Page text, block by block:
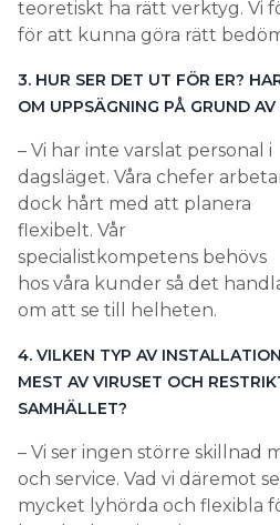
dock hårt med att planera
flexibelt. Vår
specialistkompetens behövs
hos våra kunder så det
4. VILKEN TYP AV
MEST AV VIRUSET OCH
SAMHÄLLET?
– Vi ser ingen större skillnad
och service. Vad vi däremot
mycket lyhörda och flexibla
kunder lösa situationer som
utrymmen som kräver både
av uppdragsgivare än
5 ÖVRIGA KOMMENTARER OM